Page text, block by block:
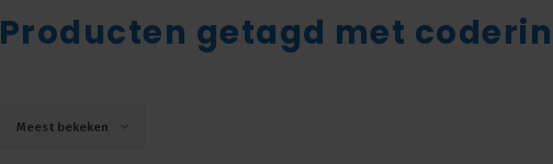
Producten getagd met
Meest bekeken